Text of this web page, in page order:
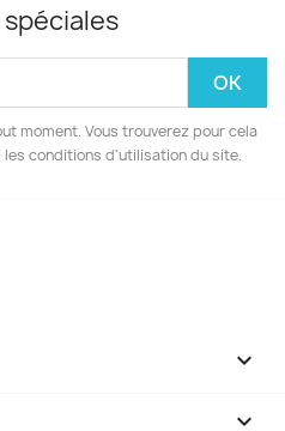
moment. Vous trouverez pour cela
conditions d'utilisation du site.

keyboard_arrow_down